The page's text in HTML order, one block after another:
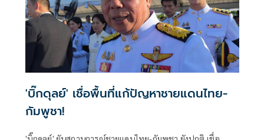
'บิ๊กดุลย์' เชื่อพื้นที่แก้ปัญหาชายแดนไทย-
กัมพูชา!